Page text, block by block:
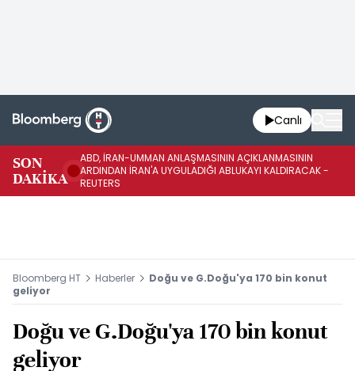
Canlı
SON
DAKİKA
ABD, İRAN-UMMAN ANLAŞMASININ AÇIKLANMASININ
ARDINDAN İRAN'A UYGULADIĞI ABLUKAYI KALDIRACAK -
REUTERS
Bloomberg HT Haberler
Doğu ve G.Doğu'ya 170 bin konut
geliyor
Doğu ve G.Doğu'ya 170 bin konut
geliyor